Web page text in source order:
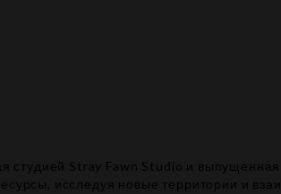
студией Stray Fawn Studio и
исследуя новые территории и